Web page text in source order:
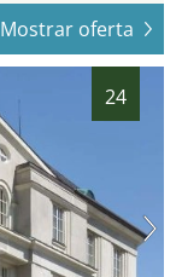
Mostrar oferta
24